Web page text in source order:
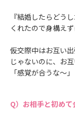
『結婚したらどう
くれたので身構え
仮交際中はお互い
じゃないのに、お
「感覚が合うな～
お相手と初めて